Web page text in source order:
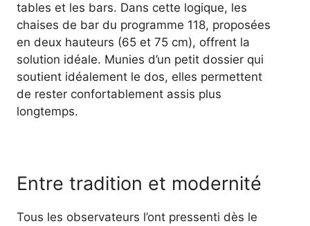
tables et les bars. Dans cette logique, les
chaises de bar du programme 118, proposées
en deux hauteurs (65 et 75 cm), offrent la
solution idéale. Munies d’un petit dossier qui
soutient idéalement le dos, elles permettent
de rester confortablement assis plus
longtemps.
Entre tradition et modernité
Tous les observateurs l’ont pressenti dès le